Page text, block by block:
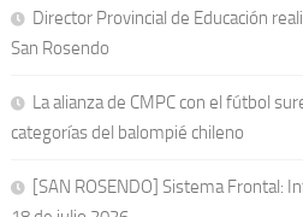
Director Provincial de Educación
San Rosendo
La alianza de CMPC con el fútbol
categorías del balompié chileno
[SAN ROSENDO] Sistema Frontal: